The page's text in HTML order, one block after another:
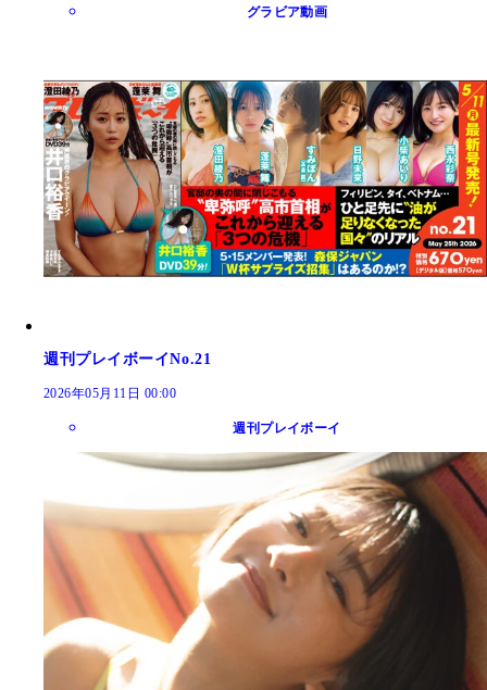
グラビア動画
週刊プレイボーイNo.21
2026年05月11日 00:00
週刊プレイボーイ